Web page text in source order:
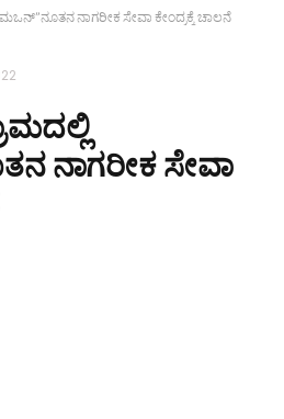
ನಾಗರೀಕ ಸೇವಾ ಕೇಂದ್ರಕ್ಕೆ ಚಾಲನೆ
ನಾಗರೀಕ ಸೇವಾ